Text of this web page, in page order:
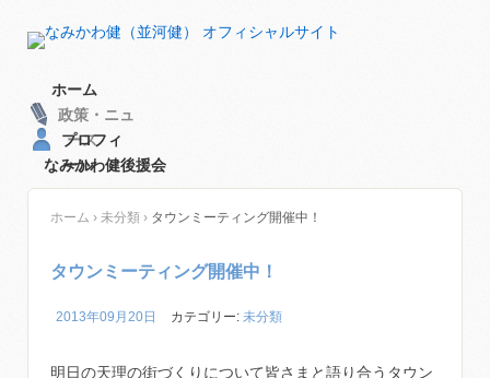
ホーム
政策・ニュ
ース
プロフィ
ール
なみかわ健後援会
ホーム › 未分類 › タウンミーティング開催中！
タウンミーティング開催中！
2013年09月20日 カテゴリー:未分類
明日の天理の街づくりについて皆さまと語り合うタウン